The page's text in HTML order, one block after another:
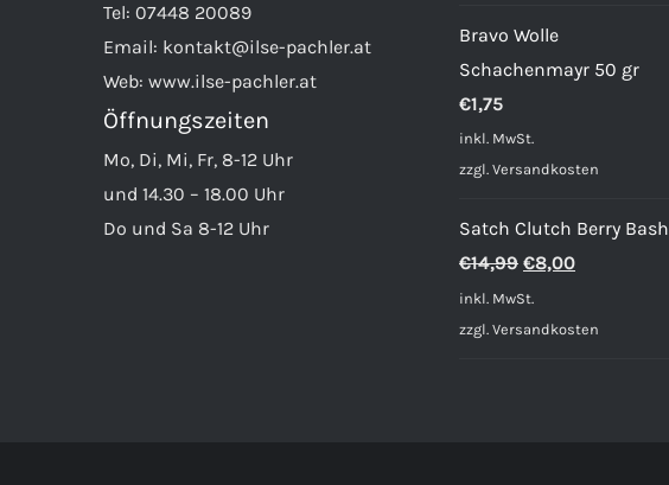
Tel: 07448 20089
Email: kontakt@ilse-pachler.at
Web: www.ilse-pachler.at
Öffnungszeiten
Mo, Di, Mi, Fr, 8-12 Uhr
und 14.30 – 18.00 Uhr
Do und Sa 8-12 Uhr
Bravo Wolle
Schachenmayr 50 gr
€1,75
inkl. MwSt.
zzgl. Versandkosten
Satch Clutch Berry Bash
€14,99 Ursprünglicher
Preis
war:
€8,00Aktueller
ist:
inkl. MwSt.
zzgl. Versandkosten